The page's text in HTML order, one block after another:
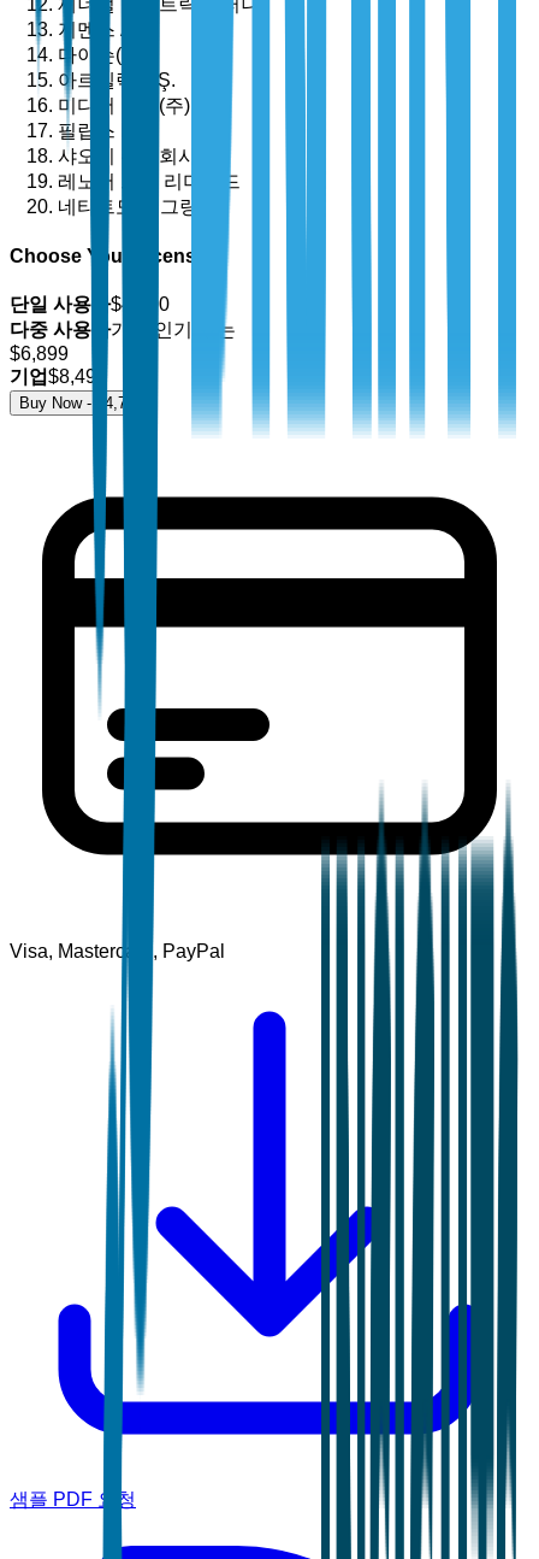
지멘스 AG
다이슨(주)
아르첼릭 A.Ş.
미디어 그룹(주)
필립스 N.V.
샤오미 주식회사
레노버 그룹 리미티드
네타트모(르그랑)
Choose Your License
단일 사용자$4,700
다중 사용자가장 인기 있는
$6,899
기업$8,499
Buy Now - $ 4,700
Visa, Mastercard, PayPal
샘플 PDF 요청